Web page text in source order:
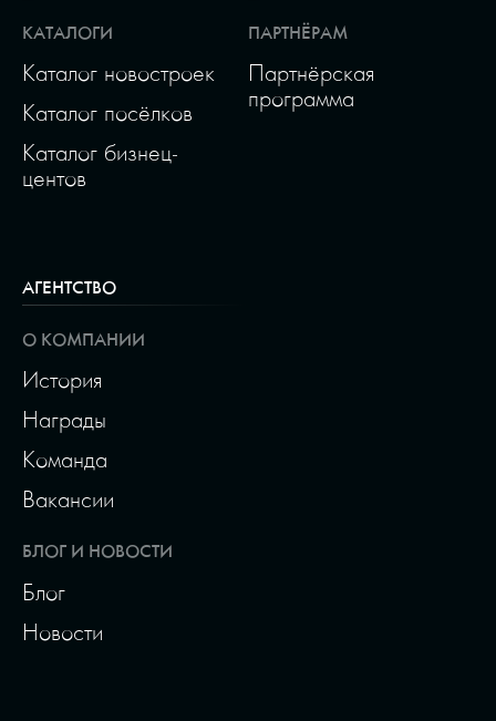
КАТАЛОГИ
Каталог новостроек
Каталог посёлков
Каталог бизнец-
центов
ПАРТНЁРАМ
Партнёрская
программа
АГЕНТСТВО
О КОМПАНИИ
История
Награды
Команда
Вакансии
БЛОГ И НОВОСТИ
Блог
Новости